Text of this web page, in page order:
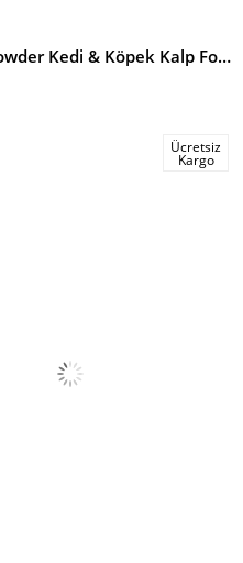
CardioDol Powder Kedi & Köpek Kalp Fonksiyon Desteği 90g
Ücretsiz
Kargo